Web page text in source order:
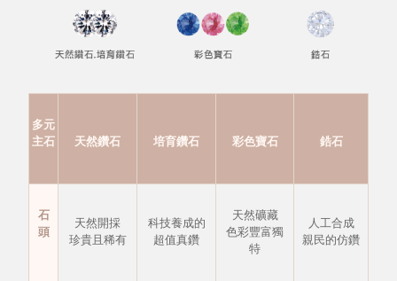
多元
主石
天然鑽石 培育鑽石 彩色寶石 鋯石
石
頭
天然開採
珍貴且稀有
科技養成的
超值真鑽
天然礦藏
色彩豐富獨
特
人工合成
親民的仿鑽